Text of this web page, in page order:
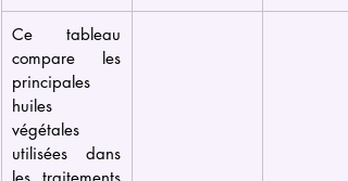
Ce tableau
compare les
principales
huiles
végétales
utilisées dans
les traitements